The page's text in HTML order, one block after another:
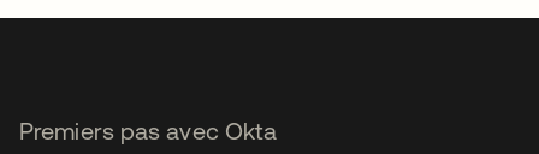
Premiers pas avec Okta